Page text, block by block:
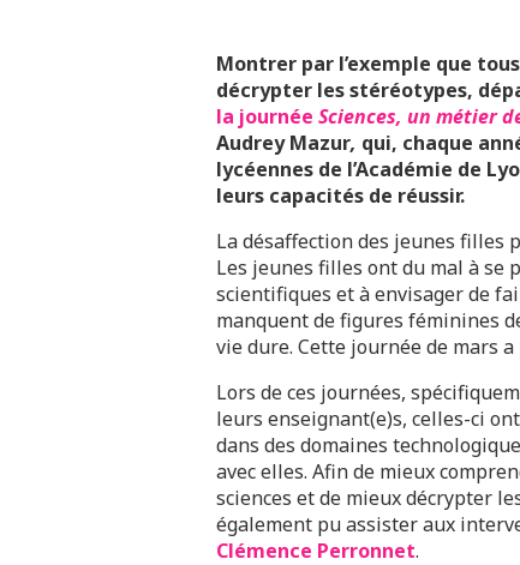
Montrer par l’exemple que
décrypter les stéréotypes,
la journée Sciences, un métier
Audrey Mazur, qui, chaque
lycéennes de l’Académie de
leurs capacités de réussir.
La désaffection des jeunes filles
Les jeunes filles ont du mal à se
scientifiques et à envisager de
manquent de figures féminines
vie dure. Cette journée de mars
Lors de ces journées,
leurs enseignant(e)s, celles-ci
dans des domaines
avec elles. Afin de mieux
sciences et de mieux décrypter
également pu assister aux
Clémence Perronnet.